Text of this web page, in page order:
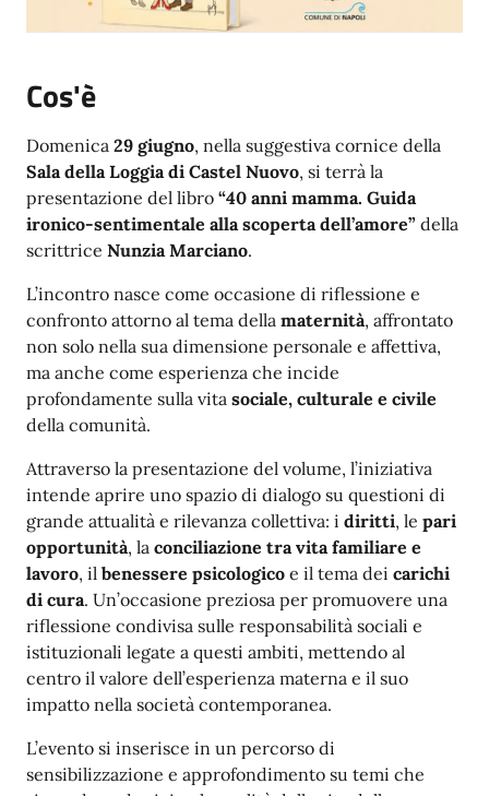
Cos'è
Domenica 29 giugno, nella suggestiva cornice della
Sala della Loggia di Castel Nuovo, si terrà la
presentazione del libro “40 anni mamma. Guida
ironico-sentimentale alla scoperta dell’amore” della
scrittrice Nunzia Marciano.
L’incontro nasce come occasione di riflessione e
confronto attorno al tema della maternità, affrontato
non solo nella sua dimensione personale e affettiva,
ma anche come esperienza che incide
profondamente sulla vita sociale, culturale e civile
della comunità.
Attraverso la presentazione del volume, l’iniziativa
intende aprire uno spazio di dialogo su questioni di
grande attualità e rilevanza collettiva: i diritti, le pari
opportunità, la conciliazione tra vita familiare e
lavoro, il benessere psicologico e il tema dei carichi
di cura. Un’occasione preziosa per promuovere una
riflessione condivisa sulle responsabilità sociali e
istituzionali legate a questi ambiti, mettendo al
centro il valore dell’esperienza materna e il suo
impatto nella società contemporanea.
L’evento si inserisce in un percorso di
sensibilizzazione e approfondimento su temi che